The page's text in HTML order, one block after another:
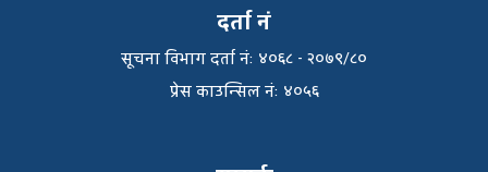
दर्ता नं
सूचना विभाग दर्ता नंः ४०६८ - २०७९/८०
प्रेस काउन्सिल नंः ४०५६